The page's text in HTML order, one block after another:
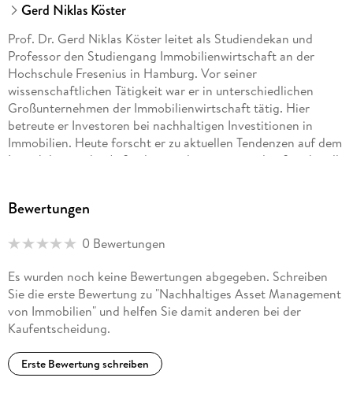
Gerd Niklas Köster
Prof. Dr. Gerd Niklas Köster leitet als Studiendekan und
Professor den Studiengang Immobilienwirtschaft an der
Hochschule Fresenius in Hamburg. Vor seiner
wissenschaftlichen Tätigkeit war er in unterschiedlichen
Großunternehmen der Immobilienwirtschaft tätig. Hier
betreute er Investoren bei nachhaltigen Investitionen in
Immobilien. Heute forscht er zu aktuellen Tendenzen auf dem
Immobilienmarkt. Außerdem analysiert er regelmäßig aktuelle
seinen Studierenden.
Bewertungen
0 Bewertungen
Es wurden noch keine Bewertungen abgegeben. Schreiben
Sie die erste Bewertung zu "Nachhaltiges Asset Management
von Immobilien" und helfen Sie damit anderen bei der
Kaufentscheidung.
Erste Bewertung schreiben